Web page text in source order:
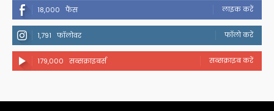
18,000 फैंस लाइक करें
1,791 फॉलोवर फॉलो करें
179,000 सब्सक्राइबर्स सब्सक्राइब करें